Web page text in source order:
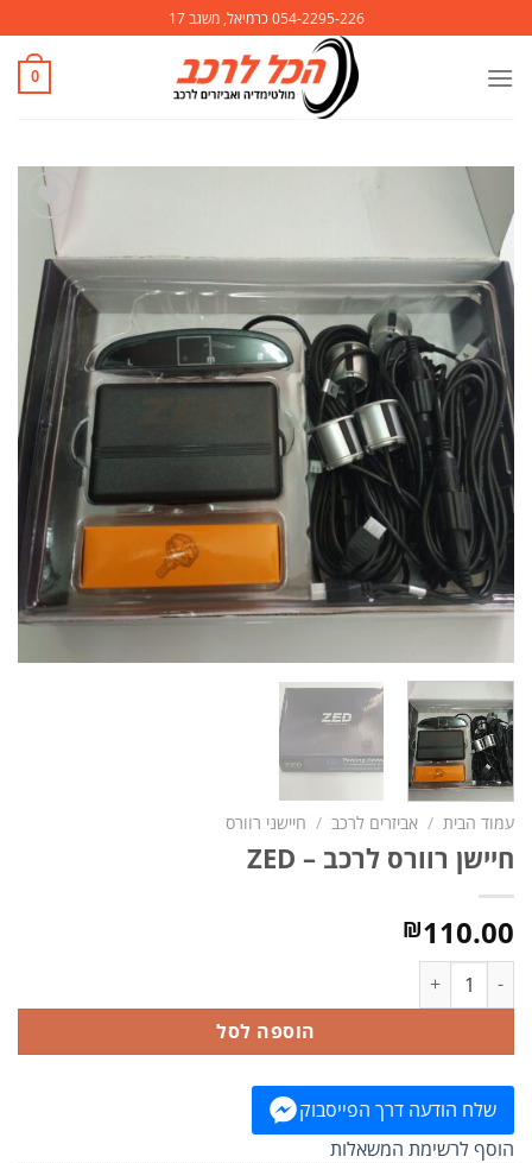
054-2295-226 כרמיאל, משגב 17
0
הוסף
לרשימת
המשאלות
עמוד הבית / אביזרים לרכב / חיישני רוורס
חיישן רוורס לרכב – ZED
₪110.00
כמות של חיישן רוורס לרכב - ZED
הוספה לסל
שלח הודעה דרך הפייסבוק
הוסף לרשימת המשאלות